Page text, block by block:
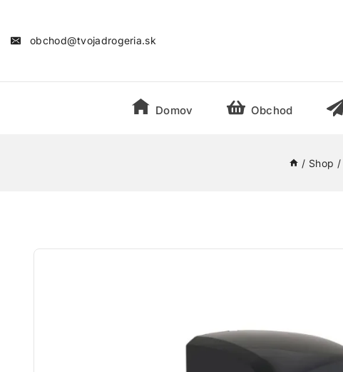
obchod@tvojadrogeria.sk
Domov Obchod
/ Shop /